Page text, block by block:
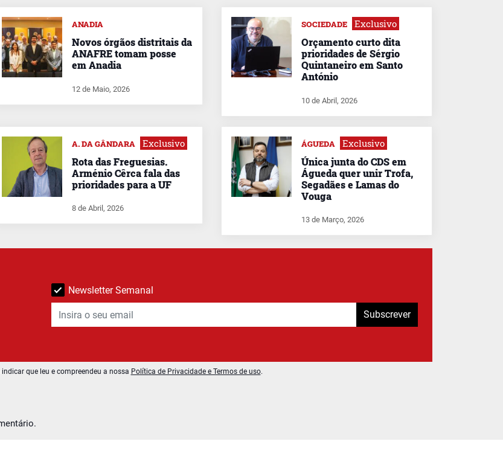
ANADIA
Novos órgãos distritais da
ANAFRE tomam posse
em Anadia
12 de Maio, 2026
SOCIEDADE Exclusivo
Orçamento curto dita
prioridades de Sérgio
Quintaneiro em Santo
António
10 de Abril, 2026
A. DA GÂNDARA Exclusivo
Rota das Freguesias.
Arménio Cêrca fala das
prioridades para a UF
8 de Abril, 2026
ÁGUEDA Exclusivo
Única junta do CDS em
Águeda quer unir Trofa,
Segadães e Lamas do
Vouga
13 de Março, 2026
Newsletter Semanal
Subscrever
que leu e compreendeu a nossa Política de Privacidade e Termos de uso.